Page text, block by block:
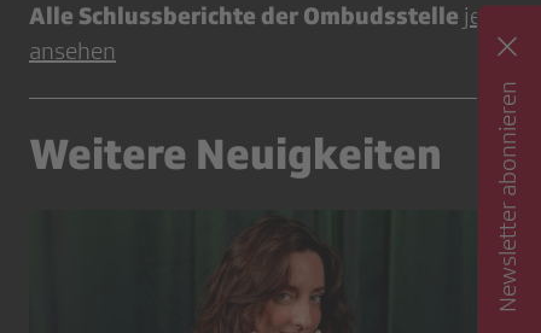
Alle Schlussberichte der Ombudsstelle jetzt
ansehen
Weitere Neuigkeiten Newsletter abonnieren